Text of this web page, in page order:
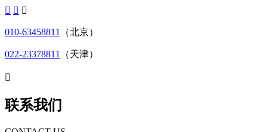
  
010-63458811 （北京）
022-23378811 （天津）

联系我们